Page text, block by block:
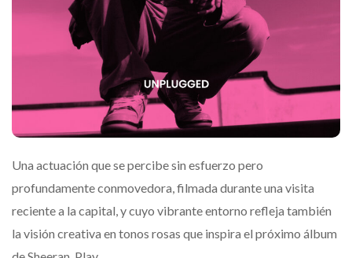
Una actuación que se percibe sin esfuerzo pero
profundamente conmovedora, filmada durante una visita
reciente a la capital, y cuyo vibrante entorno refleja también
la visión creativa en tonos rosas que inspira el próximo álbum